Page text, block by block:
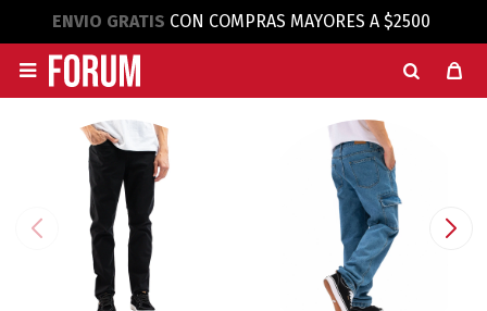
ENVIO GRATIS CON COMPRAS MAYORES A $2500
